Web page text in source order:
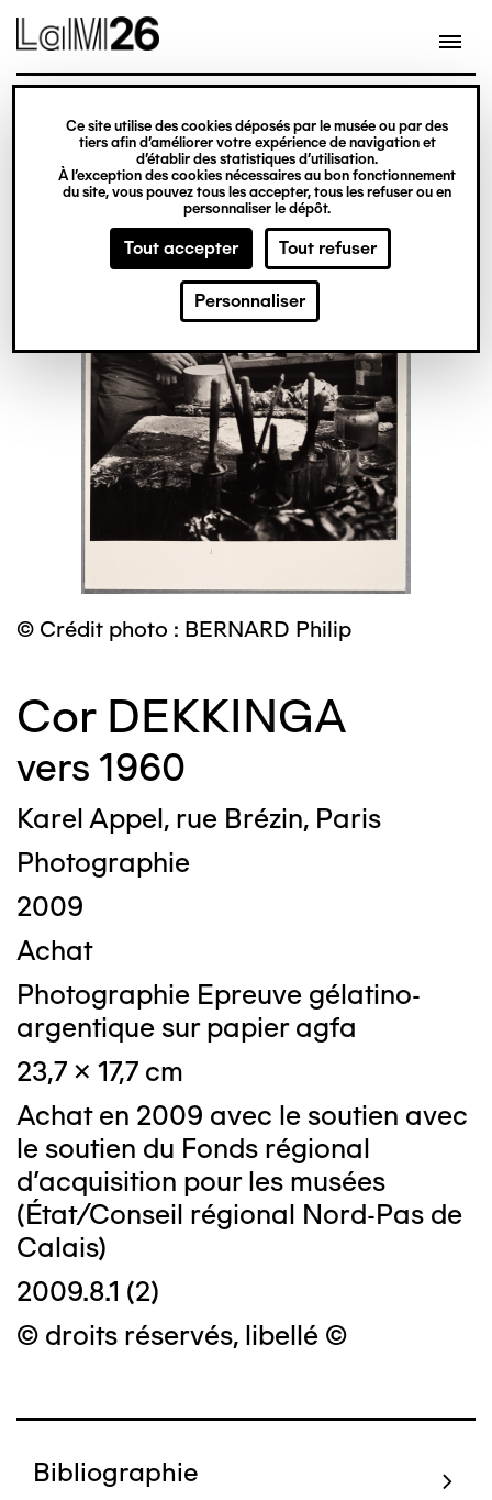
Gestion des cookies
Ce site utilise des cookies déposés par le musée ou par des
tiers afin d’améliorer votre expérience de navigation et
d’établir des statistiques d’utilisation.
À l’exception des cookies nécessaires au bon fonctionnement
du site, vous pouvez tous les accepter, tous les refuser ou en
personnaliser le dépôt.
Tout accepter Tout refuser
Personnaliser
contenu
© Crédit photo : BERNARD Philip
Cor DEKKINGA
vers 1960
Karel Appel, rue Brézin, Paris
Photographie
2009
Achat
Photographie Epreuve gélatino-
argentique sur papier agfa
23,7 x 17,7 cm
Achat en 2009 avec le soutien avec
le soutien du Fonds régional
d'acquisition pour les musées
(État/Conseil régional Nord-Pas de
Calais)
2009.8.1 (2)
© droits réservés, libellé ©
Bibliographie